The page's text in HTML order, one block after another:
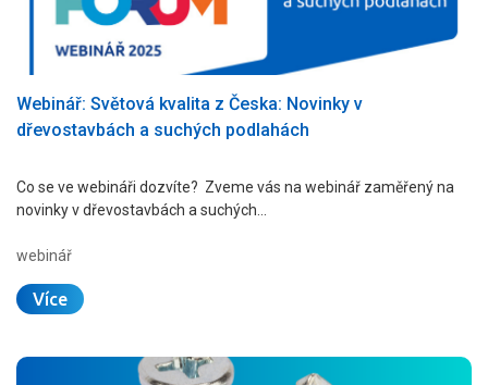
Webinář: Světová kvalita z Česka: Novinky v
dřevostavbách a suchých podlahách
Co se ve webináři dozvíte? Zveme vás na webinář zaměřený na
novinky v dřevostavbách a suchých…
webinář
Více